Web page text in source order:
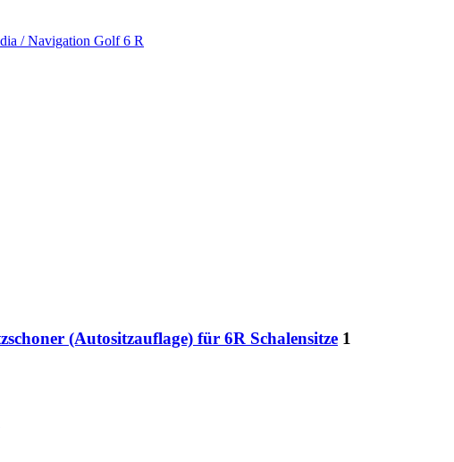
/ Navigation Golf 6 R
(Autositzauflage) für 6R Schalensitze 1